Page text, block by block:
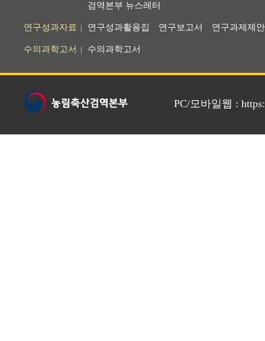
검역본부 뉴스레터
연구성과자료 연구성과활용집 연구보고서 연구과제제
수의과학고서 수의과학고서
PC/모바일웹 :